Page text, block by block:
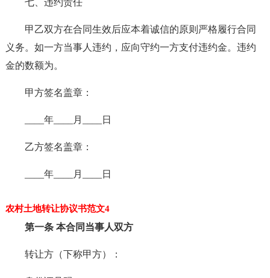
七、违约责任
甲乙双方在合同生效后应本着诚信的原则严格履行合同
义务。如一方当事人违约，应向守约一方支付违约金。违约
金的数额为。
甲方签名盖章：
____年____月____日
乙方签名盖章：
____年____月____日
农村土地转让协议书范文4
第一条 本合同当事人双方
转让方（下称甲方）：